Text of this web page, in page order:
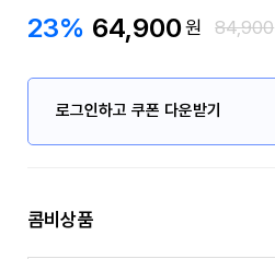
23% 64,900원 84,900
로그인하고 쿠폰 다운받기
콤비상품